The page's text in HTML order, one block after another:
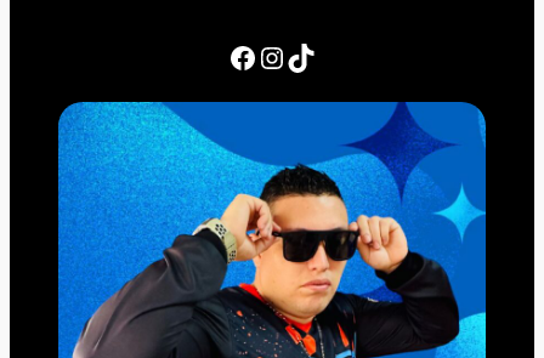
Facebook InstagramTikTok